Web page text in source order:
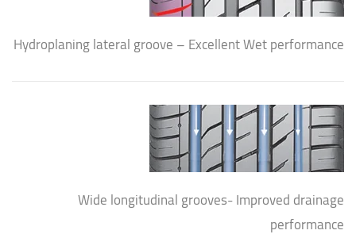
Hydroplaning lateral groove – Excellent Wet performance
Wide longitudinal grooves- Improved drainage
performance